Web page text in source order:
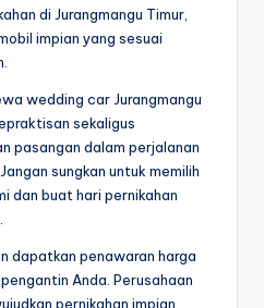
di Jurangmangu Timur,
impian yang sesuai
wedding car Jurangmangu
sekaligus
pasangan dalam perjalanan
sungkan untuk memilih
dan buat hari pernikahan
dapatkan penawaran harga
Anda. Perusahaan
pernikahan impian